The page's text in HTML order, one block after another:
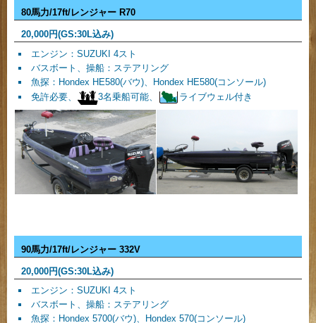
80馬力/17ft/レンジャー R70
20,000円(GS:30L込み)
エンジン：SUZUKI 4スト
バスボート、操船：ステアリング
魚探：Hondex HE580(バウ)、Hondex HE580(コンソール)
免許必要、
3名乗船可能、 ライブウェル付き
90馬力/17ft/レンジャー 332V
20,000円(GS:30L込み)
エンジン：SUZUKI 4スト
バスボート、操船：ステアリング
魚探：Hondex 5700(バウ)、Hondex 570(コンソール)